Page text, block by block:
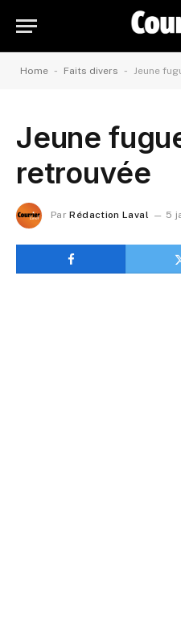
Home - Faits divers - Jeune
Jeune
retrouvée
Par Rédaction Laval 5